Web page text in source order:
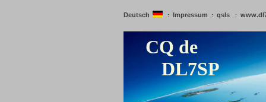
Deutsch : Impressum : qsls :
CQ de
DL7SP